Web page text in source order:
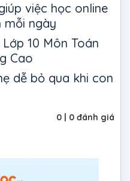
việc học online
mỗi ngày
10 Môn Toán
Cao
dễ bỏ qua khi con
0 0 đánh giá